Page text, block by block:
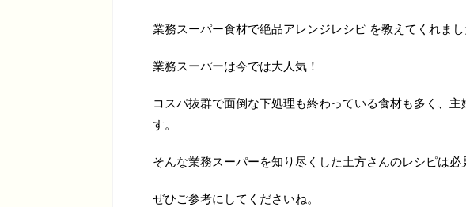
業務スーパー食材で絶品アレンジレシピ を教えてくれまし
業務スーパーは今では大人気！
コスパ抜群で面倒な下処理も終わっている食材も多く、
す。
そんな業務スーパーを知り尽くした土方さんのレシピは必
ぜひご参考にしてくださいね。